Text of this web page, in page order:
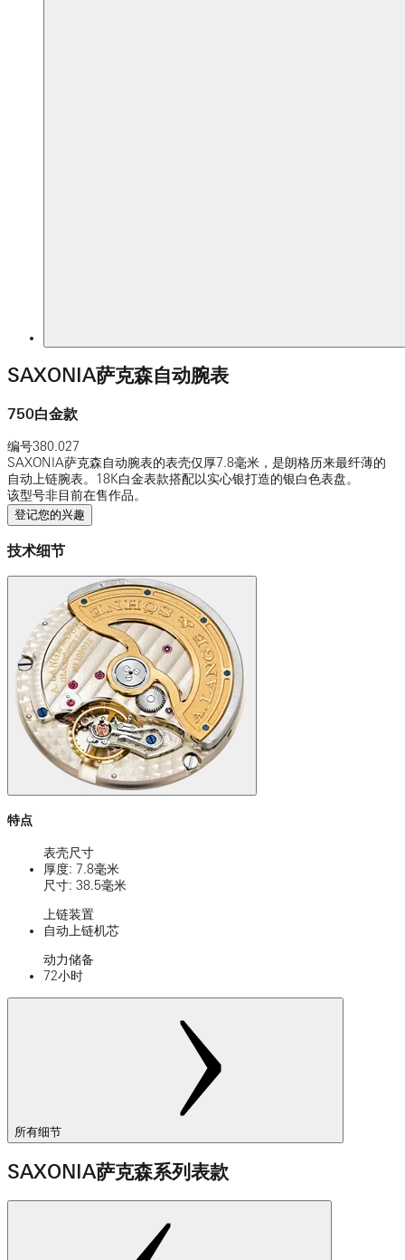
SAXONIA萨克森自动腕表
750白金款
编号380.027
SAXONIA萨克森自动腕表的表壳仅厚7.8毫米，是朗格历来最纤薄的
自动上链腕表。18K白金表款搭配以实心银打造的银白色表盘。
该型号非目前在售作品。
登记您的兴趣
技术细节
特点
表壳尺寸
厚度: 7.8毫米
尺寸: 38.5毫米
上链装置
自动上链机芯
动力储备
72小时
所有细节
SAXONIA萨克森系列表款